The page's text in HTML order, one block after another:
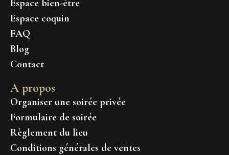
Espace bien-être
Espace coquin
FAQ
Blog
Contact
A propos
Organiser une soirée privée
Formulaire de soirée
Règlement du lieu
Conditions générales de ventes